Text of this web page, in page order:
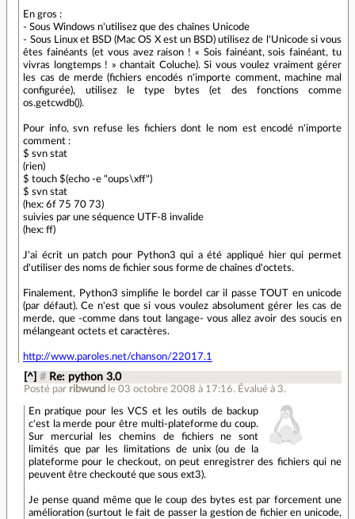
En gros :
- Sous Windows n'utilisez que des chaînes Unicode
- Sous Linux et BSD (Mac OS X est un BSD) utilisez de l'Unicode si vous
êtes fainéants (et vous avez raison ! « Sois fainéant, sois fainéant, tu
vivras longtemps ! » chantait Coluche). Si vous voulez vraiment gérer
les cas de merde (fichiers encodés n'importe comment, machine mal
configurée), utilisez le type bytes (et des fonctions comme
os.getcwdb()).
Pour info, svn refuse les fichiers dont le nom est encodé n'importe
comment :
$ svn stat
(rien)
$ touch $(echo -e "oups\xff")
$ svn stat
(hex: 6f 75 70 73)
suivies par une séquence UTF-8 invalide
(hex: ff)
J'ai écrit un patch pour Python3 qui a été appliqué hier qui permet
d'utiliser des noms de fichier sous forme de chaînes d'octets.
Finalement, Python3 simplifie le bordel car il passe TOUT en unicode
(par défaut). Ce n'est que si vous voulez absolument gérer les cas de
merde, que -comme dans tout langage- vous allez avoir des soucis en
mélangeant octets et caractères.
http://www.paroles.net/chanson/22017.1
[^] # Re: python 3.0
Posté par ribwund le 03 octobre 2008 à 17:16. Évalué à 3.
En pratique pour les VCS et les outils de backup
c'est la merde pour être multi-plateforme du coup.
Sur mercurial les chemins de fichiers ne sont
limités que par les limitations de unix (ou de la
plateforme pour le checkout, on peut enregistrer des fichiers qui ne
peuvent être checkouté que sous ext3).
Je pense quand même que le coup des bytes est par forcement une
amélioration (surtout le fait de passer la gestion de fichier en unicode,